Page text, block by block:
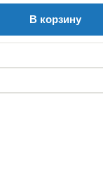
В корзину